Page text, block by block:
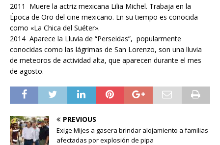
2011 Muere la actriz mexicana Lilia Michel. Trabaja en la
Época de Oro del cine mexicano. En su tiempo es conocida
como «La Chica del Suéter».
2014 Aparece la Lluvia de “Perseidas”, popularmente
conocidas como las lágrimas de San Lorenzo, son una lluvia
de meteoros de actividad alta, que aparecen durante el mes
de agosto.
PREVIOUS
Exige Mijes a gasera brindar alojamiento a familias
afectadas por explosión de pipa